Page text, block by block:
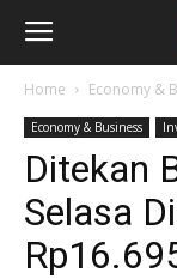
Home Economy &
Economy & Business
Ditekan
Selasa